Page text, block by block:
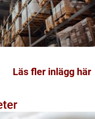
Läs fler inlägg här